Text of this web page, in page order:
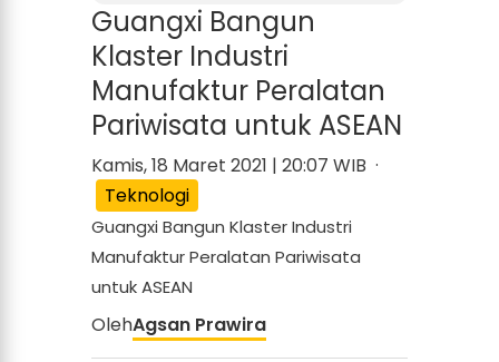
Guangxi Bangun
Klaster Industri
Manufaktur Peralatan
Pariwisata untuk ASEAN
Kamis, 18 Maret 2021 | 20:07 WIB ·
Teknologi
Guangxi Bangun Klaster Industri
Manufaktur Peralatan Pariwisata
untuk ASEAN
OlehAgsan Prawira